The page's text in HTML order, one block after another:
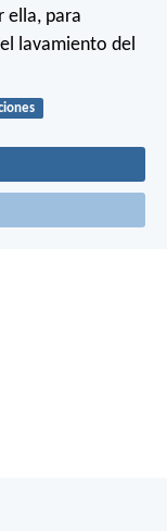
ella, para
lavamiento del